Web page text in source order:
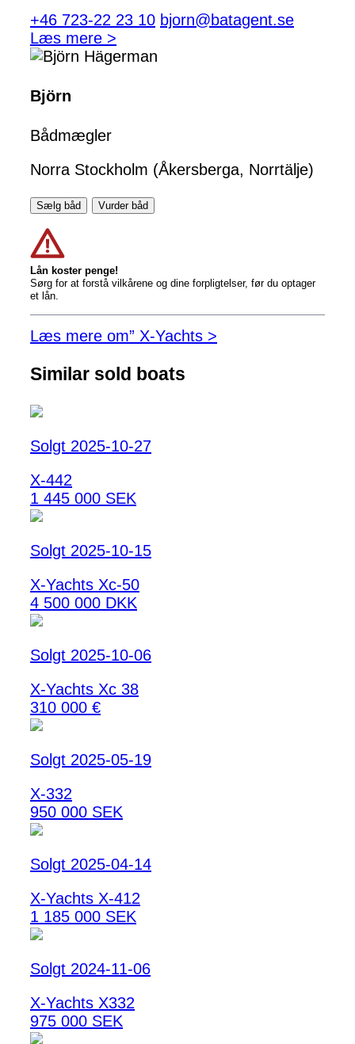
+46 723-22 23 10 bjorn@batagent.se
Læs mere >
Björn
Bådmægler
Norra Stockholm (Åkersberga, Norrtälje)
Sælg båd Vurder båd
Lån koster penge!
Sørg for at forstå vilkårene og dine forpligtelser, før du optager
et lån.
Læs mere om” X-Yachts >
Similar sold boats
Solgt 2025-10-27
X-442
1 445 000 SEK
Solgt 2025-10-15
X-Yachts Xc-50
4 500 000 DKK
Solgt 2025-10-06
X-Yachts Xc 38
310 000 €
Solgt 2025-05-19
X-332
950 000 SEK
Solgt 2025-04-14
X-Yachts X-412
1 185 000 SEK
Solgt 2024-11-06
X-Yachts X332
975 000 SEK